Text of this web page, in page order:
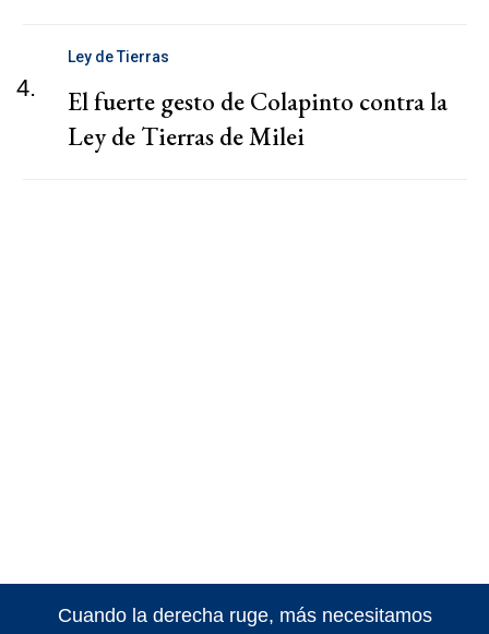
4.
Ley de Tierras
El fuerte gesto de Colapinto contra la
Ley de Tierras de Milei
Cuando la derecha ruge, más necesitamos